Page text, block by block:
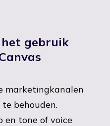
gebruik
marketingkanalen
behouden.
en tone of voice